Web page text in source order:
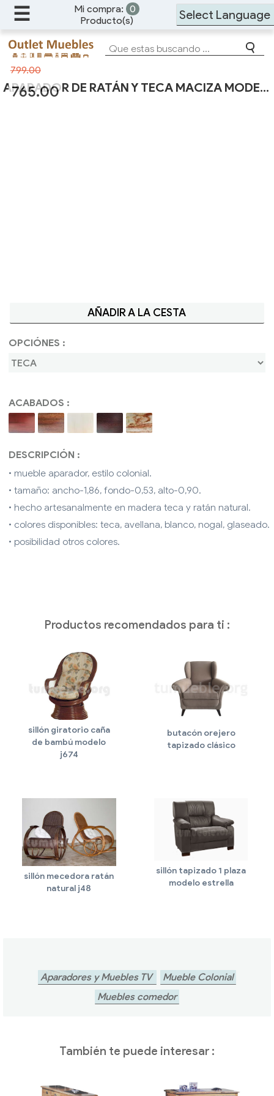
☰ Mi compra: 0
Producto(s)
APARADOR DE RATÁN Y TECA MACIZA MODELO 4115
799.00
765.00
OPCIÓNES :
ACABADOS :
DESCRIPCIÓN :
• mueble aparador, estilo colonial.
• tamaño: ancho-1,86, fondo-0,53, alto-0,90.
• hecho artesanalmente en madera teca y ratán natural.
• colores disponibles: teca, avellana, blanco, nogal, glaseado.
• posibilidad otros colores.
Productos recomendados para ti :
sillón giratorio caña
de bambú modelo
j674
butacón orejero
tapizado clásico
sillón mecedora ratán
natural j48
sillón tapizado 1 plaza
modelo estrella
Aparadores y Muebles TV
Mueble Colonial
Muebles comedor
También te puede interesar :
AÑADIR A LA CESTA